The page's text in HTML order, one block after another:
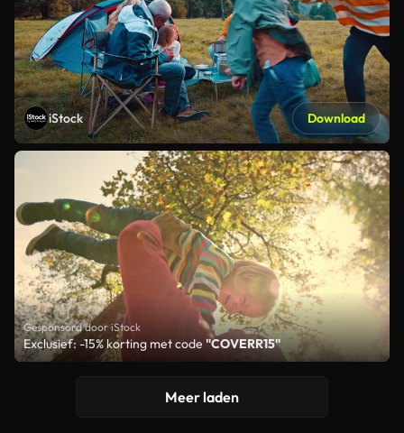
iStock Download
Gesponsord door iStock
Exclusief: -15% korting met code "COVERR15"
Meer laden